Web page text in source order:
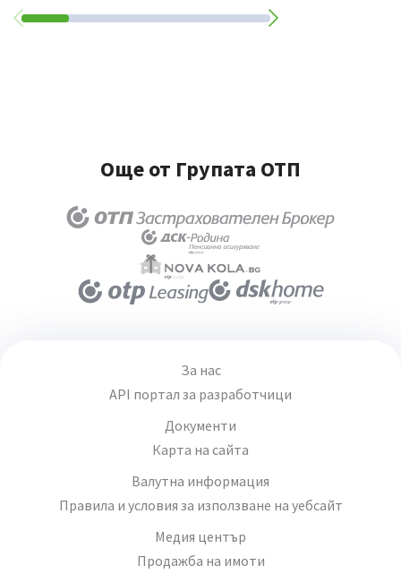
Още от Групата ОТП
За нас
API портал за разработчици
Документи
Карта на сайта
Валутна информация
Правила и условия за използване на уебсайт
Медия център
Продажба на имоти